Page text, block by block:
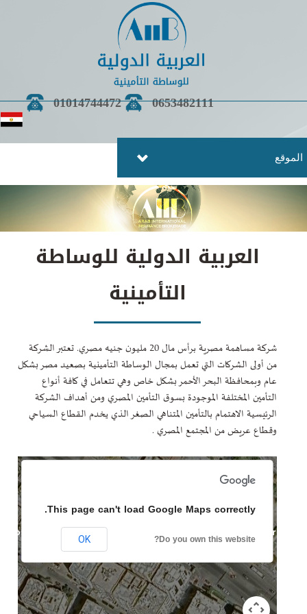
0653482111
01014744472
العربية الدولية للوساطة
التأمينية
شركة مساهمة مصرية برأس مال 20 مليون جنيه مصري. تعتبر الشركة
من أولى الشركات التي تعمل بمجال الوساطة التأمينية بصعيد مصر بشكل
عام وبمحافظة البحر الأحمر بشكل خاص وهي تتعامل في كافة أنواع
التأمين المختلفة الموجودة بسوق التأمين المصري ومن أهداف الشركة
الرئيسية الاهتمام بالتأمين المتناهي الصغر الذي يخدم القطاع السياحي
وقطاع عريض من المجتمع المصري .
For
For development purposes only
purposes only
This page can't load Google Maps correctly.
Do you own this website?